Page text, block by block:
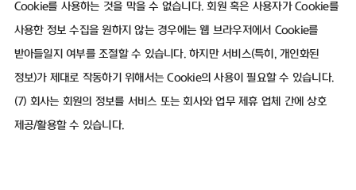
Cookie를 사용하는 것을 막을 수 없습니다. 회원 혹은 사용자가 Cookie를
사용한 정보 수집을 원하지 않는 경우에는 웹 브라우저에서 Cookie를
받아들일지 여부를 조절할 수 있습니다. 하지만 서비스(특히, 개인화된
정보)가 제대로 작동하기 위해서는 Cookie의 사용이 필요할 수 있습니다.
(7) 회사는 회원의 정보를 서비스 또는 회사와 업무 제휴 업체 간에 상호
제공/활용할 수 있습니다.